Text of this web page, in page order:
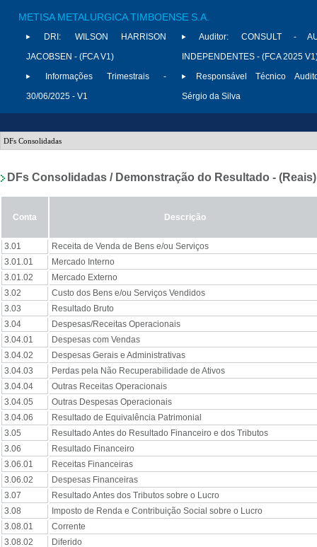
METISA METALURGICA TIMBOENSE S.A.
DRI:
WILSON HARRISON
JACOBSEN - (FCA V1)
Informações Trimestrais -
30/06/2025 - V1
Auditor:
CONSULT -
INDEPENDENTES - (FCA 2025
Responsável Técnico
Sérgio da Silva